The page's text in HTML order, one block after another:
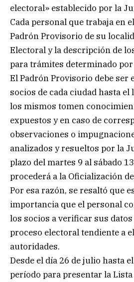
electoral» establecido por la
Cada personal que trabaja en
Padrón Provisorio de su
Electoral y la descripción de
para trámites determinado
El Padrón Provisorio debe ser
socios de cada ciudad hasta el
los mismos tomen
expuestos y en caso de
observaciones o
analizados y resueltos por la
plazo del martes 9 al sábado
procederá a la Oficialización
Por esa razón, se resaltó que
importancia que el personal
los socios a verificar sus
proceso electoral tendiente a
autoridades.
Desde el día 26 de julio hasta
período para presentar la